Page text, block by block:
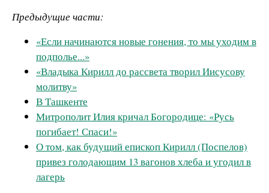
Предыдущие части:
«Если начинаются новые гонения, то мы уходим в
подполье...»
«Владыка Кирилл до рассвета творил Иисусову
молитву»
В Ташкенте
Митрополит Илия кричал Богородице: «Русь
погибает! Спаси!»
О том, как будущий епископ Кирилл (Поспелов)
привез голодающим 13 вагонов хлеба и угодил в
лагерь